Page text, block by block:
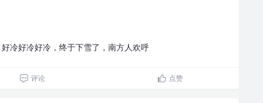
好冷好冷好冷，终于下雪了，南方人欢呼
评论 点赞